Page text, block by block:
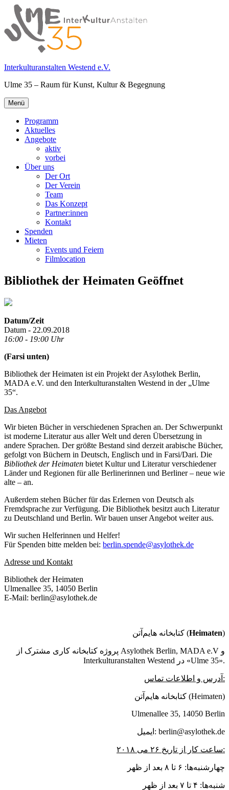
Springe
zum
Inhalt
Interkulturanstalten Westend e.V.
Ulme 35 – Raum für Kunst, Kultur & Begegnung
Primäres
Menü
Menü
Programm
Aktuelles
Angebote
aktiv
vorbei
Über uns
Der Ort
Der Verein
Team
Das Konzept
Partner:innen
Kontakt
Spenden
Mieten
Events und Feiern
Filmlocation
Bibliothek der Heimaten Geöffnet
Datum/Zeit
Datum - 22.09.2018
16:00 - 19:00 Uhr
(Farsi unten)
Bibliothek der Heimaten ist ein Projekt der Asylothek Berlin,
MADA e.V. und den Interkulturanstalten Westend in der „Ulme
35“.
Das Angebot
Wir bieten Bücher in verschiedenen Sprachen an. Der Schwerpunkt
ist moderne Literatur aus aller Welt und deren Übersetzung in
andere Sprachen. Der größte Bestand sind derzeit arabische Bücher,
gefolgt von Büchern in Deutsch, Englisch und in Farsi/Dari. Die
Bibliothek der Heimaten bietet Kultur und Literatur verschiedener
Länder und Regionen für alle Berlinerinnen und Berliner – neue wie
alte – an.
Außerdem stehen Bücher für das Erlernen von Deutsch als
Fremdsprache zur Verfügung. Die Bibliothek besitzt auch Literatur
zu Deutschland und Berlin. Wir bauen unser Angebot weiter aus.
Wir suchen Helferinnen und Helfer!
Für Spenden bitte melden bei: berlin.spende@asylothek.de
Adresse und Kontakt
Bibliothek der Heimaten
Ulmenallee 35, 14050 Berlin
E-Mail: berlin@asylothek.de
کتابخانه هایم‌آتن (Heimaten)
پروژه کتابخانه کاری مشترک از Asylothek Berlin, MADA e.V و
Interkulturanstalten Westend در «Ulme 35».
آدرس و اطلاعات تماس:
کتابخانه هایم‌آتن (Heimaten)
Ulmenallee 35, 14050 Berlin
ایمیل: berlin@asylothek.de
ساعت کار از تاریخ ۲۶ می ۲۰۱۸:
چهارشنبه‌ها: ۶ تا ۸ بعد از ظهر
شنبه‌ها: ۴ تا ۷ بعد از ظهر